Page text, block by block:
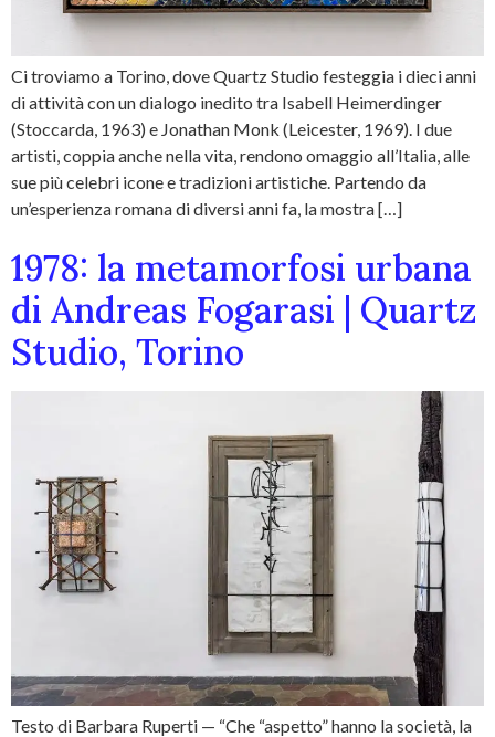
Ci troviamo a Torino, dove Quartz Studio festeggia i dieci anni
di attività con un dialogo inedito tra Isabell Heimerdinger
(Stoccarda, 1963) e Jonathan Monk (Leicester, 1969). I due
artisti, coppia anche nella vita, rendono omaggio all’Italia, alle
sue più celebri icone e tradizioni artistiche. Partendo da
un’esperienza romana di diversi anni fa, la mostra […]
1978: la metamorfosi urbana
di Andreas Fogarasi | Quartz
Studio, Torino
Testo di Barbara Ruperti — “Che “aspetto” hanno la società, la